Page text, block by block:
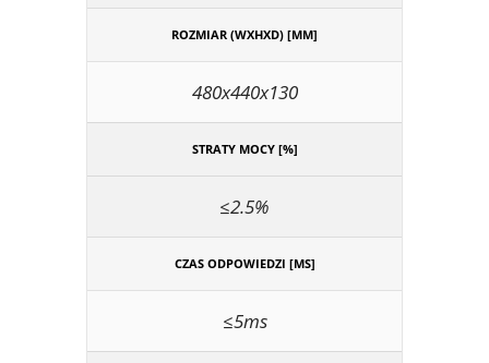
ROZMIAR (WXHXD) [MM]
480x440x130
STRATY MOCY [%]
≤2.5%
CZAS ODPOWIEDZI [MS]
≤5ms